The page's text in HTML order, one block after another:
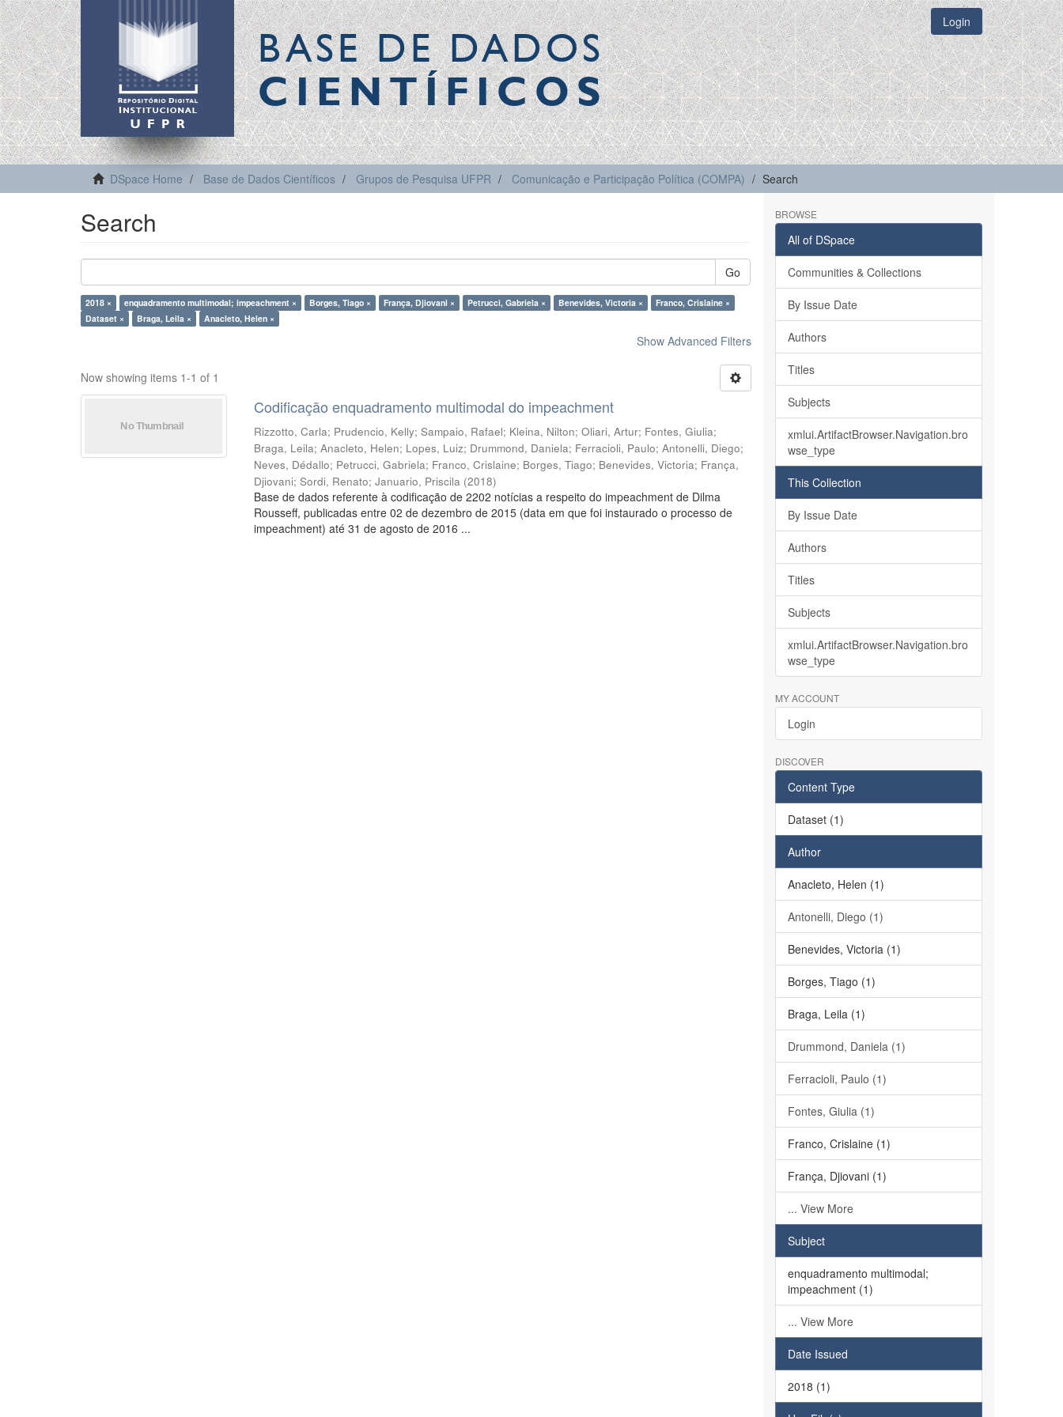
BASE DE DADOS
CIENTÍFICOS
Login
DSpace Home Base de Dados Científicos Grupos de Pesquisa UFPR Comunicação e Participação Política (COMPA) Search
Search
Go
2018 × enquadramento multimodal; impeachment × Borges, Tiago × França, Djiovani × Petrucci, Gabriela × Benevides, Victoria ×
Franco, Crislaine ×
Dataset ×
Braga, Leila × Anacleto, Helen ×
Show Advanced Filters
Now showing items 1-1 of 1
Codificação enquadramento multimodal do impeachment
Rizzotto, Carla; Prudencio, Kelly;Sampaio, Rafael; Kleina, Nilton;Oliari, Artur; Fontes, Giulia;
Braga, Leila;Anacleto, Helen; Lopes, Luiz; Drummond, Daniela; Ferracioli, Paulo;Antonelli, Diego;
Neves, Dédallo; Petrucci, Gabriela; Franco, Crislaine; Borges, Tiago; Benevides, Victoria; França,
Djiovani;Sordi, Renato;Januario, Priscila (2018)
Base de dados referente à codificação de 2202 notícias a respeito do impeachment de Dilma
Rousseff, publicadas entre 02 de dezembro de 2015 (data em que foi instaurado o processo de
impeachment) até 31 de agosto de 2016 ...
BROWSE
All of DSpace
Communities & Collections
By Issue Date
Authors
Titles
Subjects
xmlui.ArtifactBrowser.Navigation.bro
wse_type
This Collection
By Issue Date
Authors
Titles
Subjects
xmlui.ArtifactBrowser.Navigation.bro
wse_type
MY ACCOUNT
Login
DISCOVER
Content Type
Dataset (1)
Author
Anacleto, Helen (1)
Antonelli, Diego (1)
Benevides, Victoria (1)
Borges, Tiago (1)
Braga, Leila (1)
Drummond, Daniela (1)
Ferracioli, Paulo (1)
Fontes, Giulia (1)
Franco, Crislaine (1)
França, Djiovani (1)
... View More
Subject
enquadramento multimodal;
impeachment (1)
... View More
Date Issued
2018 (1)